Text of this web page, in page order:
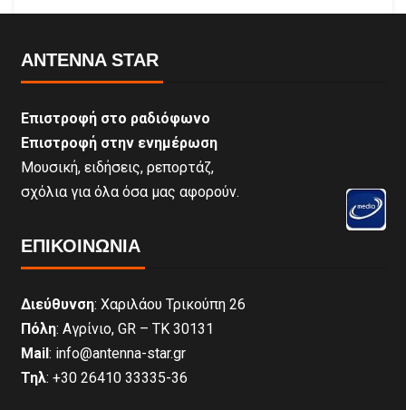
ANTENNA STAR
Επιστροφή στο ραδιόφωνο
Επιστροφή στην ενημέρωση
Μουσική, ειδήσεις, ρεπορτάζ,
σχόλια για όλα όσα μας αφορούν.
ΕΠΙΚΟΙΝΩΝΊΑ
Διεύθυνση: Χαριλάου Τρικούπη 26
Πόλη: Αγρίνιο, GR – ΤΚ 30131
Mail: info@antenna-star.gr
Τηλ: +30 26410 33335-36